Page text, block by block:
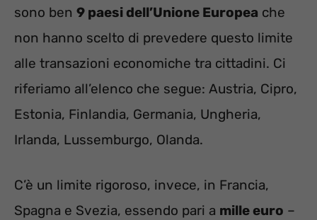
sono ben 9 paesi dell’Unione Europea che
non hanno scelto di prevedere questo limite
alle transazioni economiche tra cittadini. Ci
riferiamo all’elenco che segue: Austria, Cipro,
Estonia, Finlandia, Germania, Ungheria,
Irlanda, Lussemburgo, Olanda.
C’è un limite rigoroso, invece, in Francia,
Spagna e Svezia, essendo pari a mille euro –